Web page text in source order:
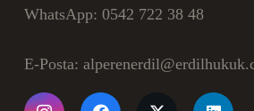
WhatsApp: 0542 722 38 48
E-Posta: